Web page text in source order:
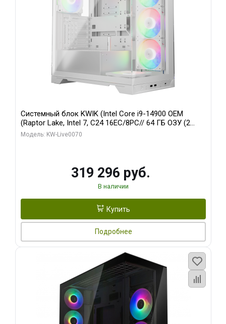
Системный блок KWIK (Intel Core i9-14900 OEM
(Raptor Lake, Intel 7, C24 16EC/8PC// 64 ГБ ОЗУ (2
модуля)/ Gigabyte RTX5080 XTREME WATERFORCE
Модель: KW-Live0070
319 296 руб.
В наличии
Купить
Подробнее